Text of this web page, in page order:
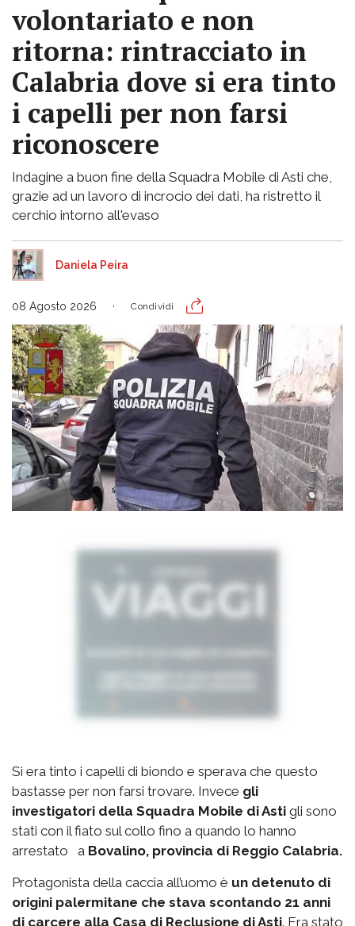
volontariato e non
ritorna: rintracciato in
Calabria dove si era tinto
i capelli per non farsi
riconoscere
Indagine a buon fine della Squadra Mobile di Asti che,
grazie ad un lavoro di incrocio dei dati, ha ristretto il
cerchio intorno all'evaso
Daniela Peira
08 Agosto 2026 Condividi
Si era tinto i capelli di biondo e sperava che questo
bastasse per non farsi trovare. Invece gli
investigatori della Squadra Mobile di Asti gli sono
stati con il fiato sul collo fino a quando lo hanno
arrestato a Bovalino, provincia di Reggio Calabria.
Protagonista della caccia all’uomo è un detenuto di
origini palermitane che stava scontando 21 anni
di carcere alla Casa di Reclusione di Asti. Era stato